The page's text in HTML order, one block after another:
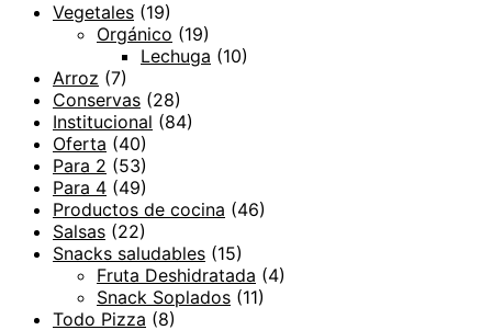
Vegetales (19)
Orgánico (19)
Lechuga (10)
Arroz (7)
Conservas (28)
Institucional (84)
Oferta (40)
Para 2 (53)
Para 4 (49)
Productos de cocina (46)
Salsas (22)
Snacks saludables (15)
Fruta Deshidratada (4)
Snack Soplados (11)
Todo Pizza (8)